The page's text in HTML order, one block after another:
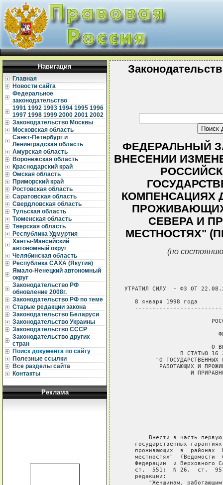
Навигация
Главная
Новости сайта
Федеральное
законодательство
1991 1992 1993 1994 1995 1996
1997 1998 1999 2000 2001 2002
Законодательство Москвы
Московская область
Санкт-Петербург и
Ленинградская область
Амурская область
Воронежская область
Краснодарский край
Омская область
Приморский край
Ростовская область
Саратовская область
Свердловская область
Тульская область
Тюменская область
Тверская область
Республика Удмуртия
Ханты-Мансийский
автономный округ
Челябинская область
Республика САХА (Якутия)
Ямало-Ненецкий автономный
округ
Законодательство РФ
обновление 2008г.
Законодательство РФ по теме
Старые редакции закона
Законодательство Беларуси
Законодательство Украины
Законодательство СССР
Законодательство других
стран
Поиск документа по сайту
Полезные ссылки
Все разделы сайта
Контакты
Реклама
ФЕДЕРАЛЬНЫЙ
ВНЕСЕНИИ
КОМПЕНСАЦИЯХ
СЕВЕРА И
МЕСТНОСТЯХ"
(по
УТРАТИЛ СИЛУ  - ФЗ ОТ
8 января 1998 года
О
В СТАТЬЮ 16
"О ГОСУДАРСТВЕННЫХ
РАБОТАЮЩИХ И
И
Внести в часть
государственных
проживающих  в  районах
местностях"  (Ведомости
Федерации  и Верховного
ст.  551;  N 26,  ст.
   редакции:
"Женщинам,